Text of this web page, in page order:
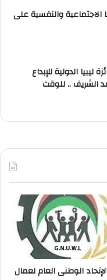
الاجتماعية والنفسية على
الدولية للإبداع
الشريف .. للوقت
الوطنى العام لعمال